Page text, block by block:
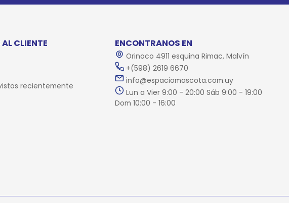
CLIENTE
recientemente
ENCONTRANOS EN
Orinoco 4911 esquina Rimac, Malvín
+(598) 2619 6670
info@espaciomascota.com.uy
Lun a Vier 9:00 - 20:00 Sáb 9:00 - 19:00
Dom 10:00 - 16:00